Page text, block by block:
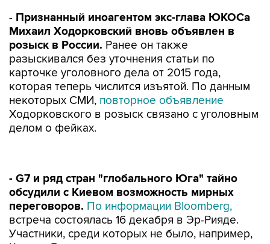
- Признанный иноагентом экс-глава ЮКОСа
Михаил Ходорковский вновь объявлен в
розыск в России. Ранее он также
разыскивался без уточнения статьи по
карточке уголовного дела от 2015 года,
которая теперь числится изъятой. По данным
некоторых СМИ, повторное объявление
Ходорковского в розыск связано с уголовным
делом о фейках.
переговоров.По информации Bloomberg,
встреча состоялась 16 декабря в Эр-Рияде.
Участники, среди которых не было, например,
Китая и Бразилии, не достигли существенных
успехов в обсуждениях.